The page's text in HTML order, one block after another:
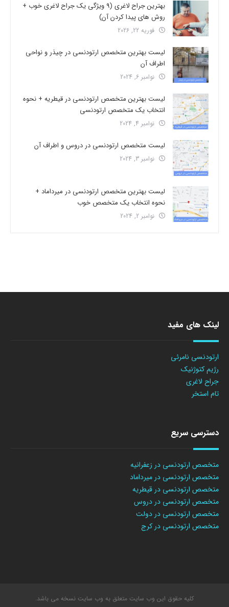
بهترین جراح لاغری (9 ویژگی یک جراح لاغری خوب +
روش های پیدا کردن آن)
فوریه 22, 2026
لیست بهترین متخصص ارتودنسی در چیذر و نواحی
اطراف آن
نوامبر 6, 2024
لیست بهترین متخصص ارتودنسی در قیطریه + نحوه
انتخاب یک متخصص ارتودنسی
نوامبر 4, 2024
لیست متخصص ارتودنسی در دروس و اطراف آن
نوامبر 3, 2024
لیست بهترین متخصص ارتودنسی در میرداماد +
نحوه انتخاب یک متخصص خوب
نوامبر 2, 2024
لینک های مفید
ارتودنسی نامرئی
رژیم کتوژنیک
جراح لاغری
تام استخر
دسترسی سریع
متخصص ارتودنسی در زعفرانیه
متخصص ارتودنسی در میرداماد
متخصص ارتودنسی در قیطریه
متخصص ارتودنسی در دروس
متخصص ارتودنسی در دولت
متخصص ارتودنسی در کرج
کلیه حقوق این وب سایت متعلق به وب سایت نسخه می باشد.